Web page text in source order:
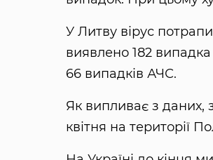
У Литву вірус
виявлено 182 випадка
66 випадків АЧС.
Як випливає з даних,
квітня на території